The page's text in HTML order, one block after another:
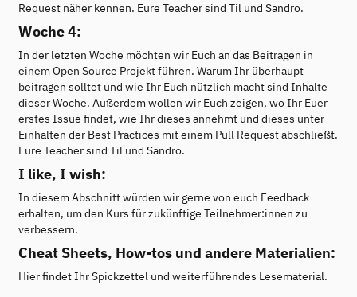
Request näher kennen. Eure Teacher sind Til und Sandro.
Woche 4:
In der letzten Woche möchten wir Euch an das Beitragen in
einem Open Source Projekt führen. Warum Ihr überhaupt
beitragen solltet und wie Ihr Euch nützlich macht sind Inhalte
dieser Woche. Außerdem wollen wir Euch zeigen, wo Ihr Euer
erstes Issue findet, wie Ihr dieses annehmt und dieses unter
Einhalten der Best Practices mit einem Pull Request abschließt.
Eure Teacher sind Til und Sandro.
I like, I wish:
In diesem Abschnitt würden wir gerne von euch Feedback
erhalten, um den Kurs für zukünftige Teilnehmer:innen zu
verbessern.
Cheat Sheets, How-tos und andere Materialien:
Hier findet Ihr Spickzettel und weiterführendes Lesematerial.